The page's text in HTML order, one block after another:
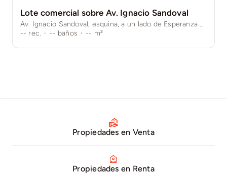
Lote comercial sobre Av. Ignacio Sandoval
Av. Ignacio Sandoval, esquina, a un lado de Esperanza Real. Colima, Col.
-- rec. · -- baños · -- m²
Propiedades en Venta
Propiedades en Renta